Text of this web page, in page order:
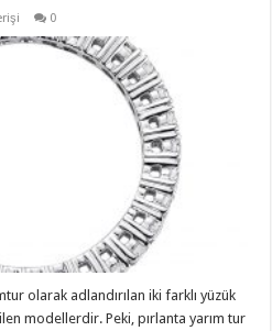
0
olarak adlandırılan iki farklı yüzük
modellerdir. Peki, pırlanta yarım tur